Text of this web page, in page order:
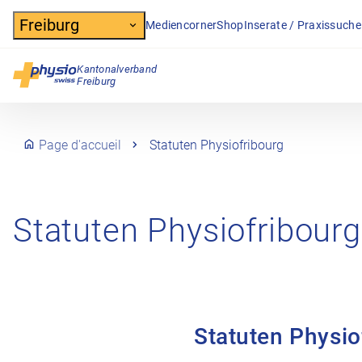
Header
Freiburg MediencornerShopInserate /
Kantonalverband
Freiburg
Hauptnavigation
Page d'accueil Statuten Physiofribourg
Statuten Physiofribourg
Statuten